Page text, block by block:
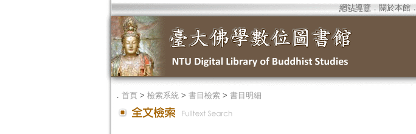
網站導覽 ． 關於本館．
． 首頁> 檢索系統> 書目檢索> 書目明細